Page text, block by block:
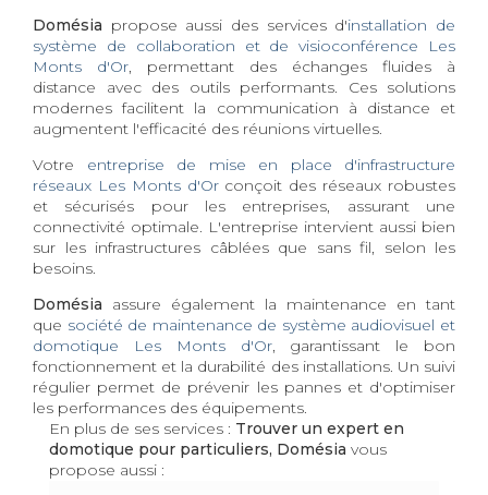
Domésia propose aussi des services d'installation de
système de collaboration et de visioconférence Les
Monts d'Or , permettant des échanges fluides à
distance avec des outils performants. Ces solutions
modernes facilitent la communication à distance et
augmentent l'efficacité des réunions virtuelles.
Votre entreprise de mise en place d'infrastructure
réseaux Les Monts d'Orconçoit des réseaux robustes
et sécurisés pour les entreprises, assurant une
connectivité optimale. L'entreprise intervient aussi bien
sur les infrastructures câblées que sans fil, selon les
besoins.
Domésia assure également la maintenance en tant
que société de maintenance de système audiovisuel et
domotique Les Monts d'Or, garantissant le bon
fonctionnement et la durabilité des installations. Un suivi
régulier permet de prévenir les pannes et d'optimiser
les performances des équipements.
En plus de ses services : Trouver un expert en
domotique pour particuliers, Domésia vous
propose aussi :